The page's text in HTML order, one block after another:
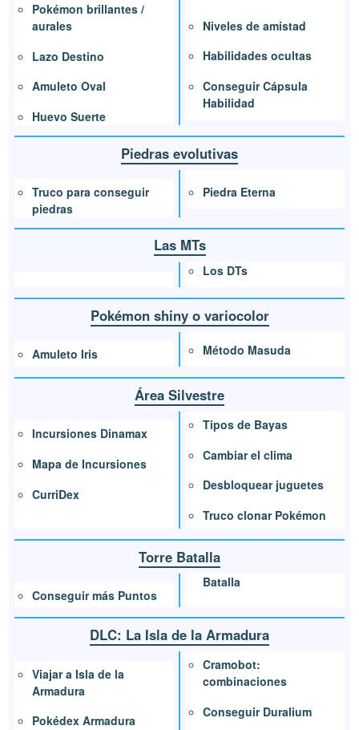
Pokémon brillantes /
aurales
Lazo Destino
Amuleto Oval
Huevo Suerte
Niveles de amistad
Habilidades ocultas
Conseguir Cápsula
Habilidad
Piedras evolutivas
Truco para conseguir
piedras
Piedra Eterna
Las MTs
Los DTs
Pokémon shiny o variocolor
Amuleto Iris Método Masuda
Área Silvestre
Incursiones Dinamax
Mapa de Incursiones
CurriDex
Tipos de Bayas
Cambiar el clima
Desbloquear juguetes
Truco clonar Pokémon
Torre Batalla
Conseguir más Puntos
Batalla
DLC: La Isla de la Armadura
Viajar a Isla de la
Armadura
Pokédex Armadura
Cramobot:
combinaciones
Conseguir Duralium